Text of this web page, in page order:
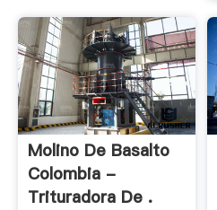
Molino De Basalto
Colombia -
Trituradora De .